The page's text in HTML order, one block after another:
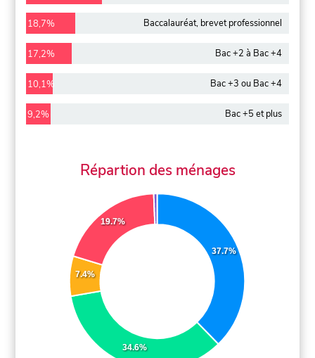
18,7% Baccalauréat, brevet professionnel
17,2% Bac +2 à Bac +4
10,1% Bac +3 ou Bac +4
9,2% Bac +5 et plus
Répartion des ménages
37.7%
34.6%
7.4%
19.7%